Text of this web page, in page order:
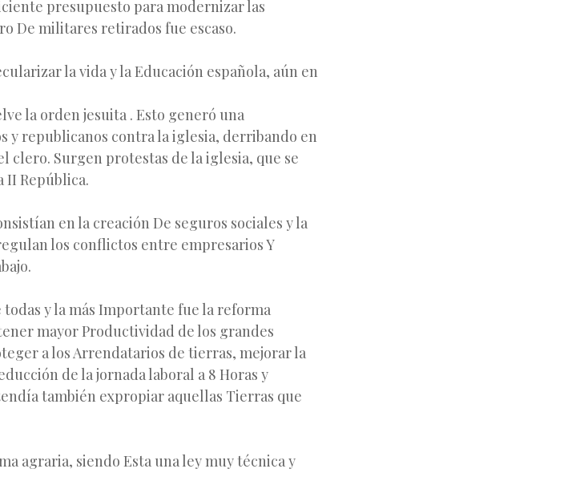
presupuesto para modernizar las
De militares retirados fue escaso.
la vida y la Educación española, aún en
la orden jesuita . Esto generó una
y republicanos contra la iglesia, derribando en
clero. Surgen protestas de la iglesia, que se
II República.
en la creación De seguros sociales y la
los conflictos entre empresarios Y
y la más Importante fue la reforma
mayor Productividad de los grandes
a los Arrendatarios de tierras, mejorar la
de la jornada laboral a 8 Horas y
también expropiar aquellas Tierras que
agraria, siendo Esta una ley muy técnica y